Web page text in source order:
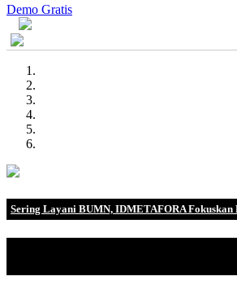
Demo Gratis
Sering Layani BUMN, IDMETAFORA Fokuskan